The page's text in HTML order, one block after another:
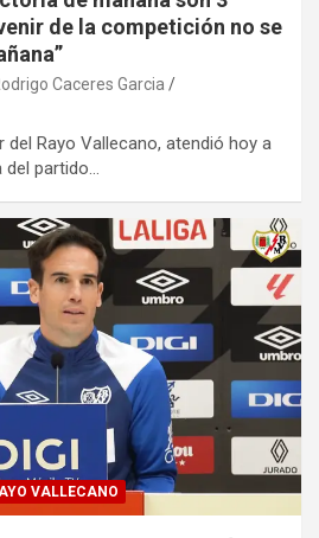
de la competición no se
Caceres Garcia
del Rayo Vallecano, atendió hoy a
del partido…
VALLECANO